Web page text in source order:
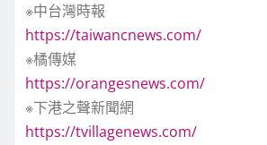
※中台灣時報
https://taiwancnews.com/
※橘傳媒
https://orangesnews.com/
※下港之聲新聞網
https://tvillagenews.com/